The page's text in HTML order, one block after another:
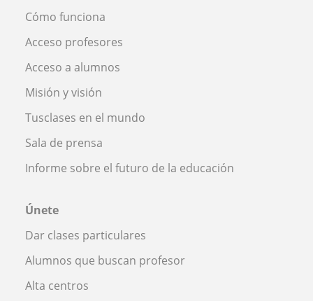
Cómo funciona
Acceso profesores
Acceso a alumnos
Misión y visión
Tusclases en el mundo
Sala de prensa
Informe sobre el futuro de la educación
Únete
Dar clases particulares
Alumnos que buscan profesor
Alta centros